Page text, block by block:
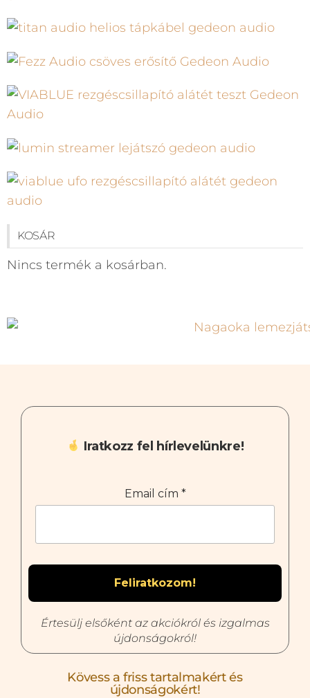
KOSÁR
Nincs termék a kosárban.
Iratkozz fel hírlevelünkre!
Email cím *
Értesülj elsőként az akciókról és izgalmas
újdonságokról!
Kövess a friss tartalmakért és
újdonságokért!